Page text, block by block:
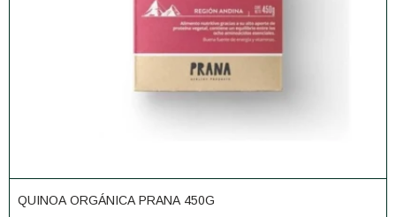
QUINOA ORGÁNICA PRANA 450G